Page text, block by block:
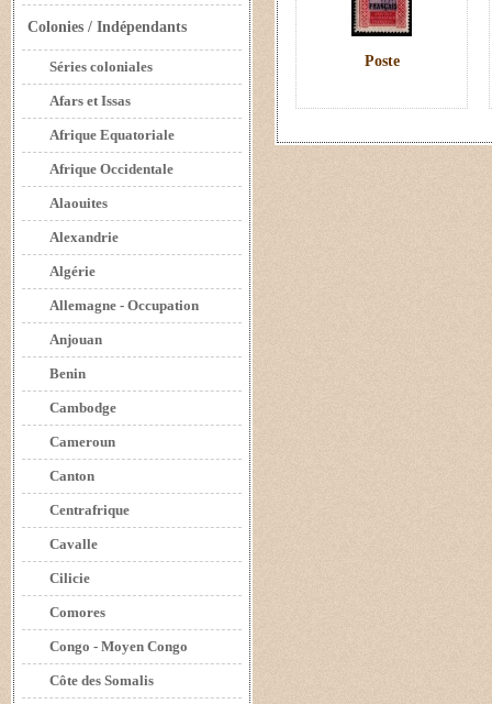
Colonies / Indépendants
Séries coloniales
Afars et Issas
Afrique Equatoriale
Afrique Occidentale
Alaouites
Alexandrie
Algérie
Allemagne - Occupation
Anjouan
Benin
Cambodge
Cameroun
Canton
Centrafrique
Cavalle
Cilicie
Comores
Congo - Moyen Congo
Côte des Somalis
Poste